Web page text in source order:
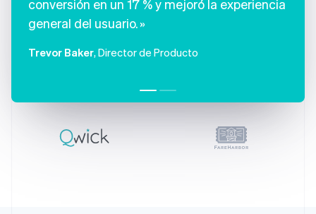
conversión en un 17 % y mejoró la experiencia
general del usuario.
Trevor Baker, Director de Producto
Eslovaquia
Eslovenia
Estados Unidos
Estonia
English